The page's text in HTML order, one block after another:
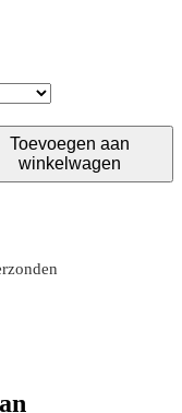
Toevoegen aan
winkelwagen